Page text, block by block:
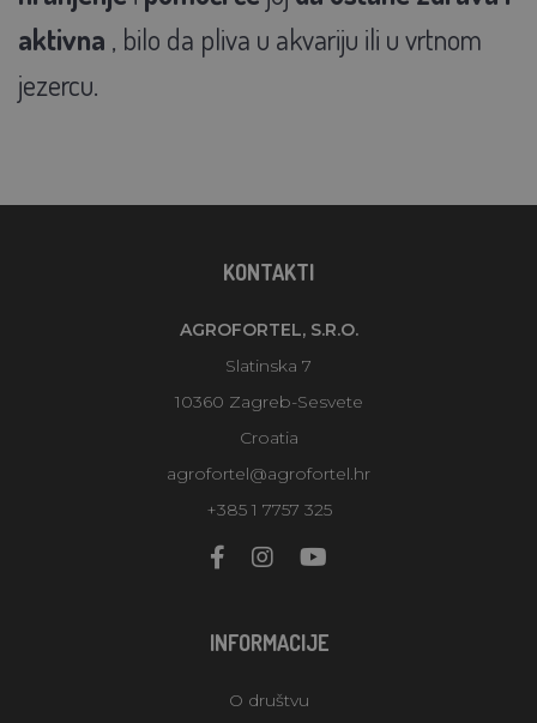
aktivna , bilo da pliva u akvariju ili u vrtnom
jezercu.
KONTAKTI
AGROFORTEL, S.R.O.
Slatinska 7
10360 Zagreb-Sesvete
Croatia
agrofortel@agrofortel.hr
+385 1 7757 325
INFORMACIJE
O društvu